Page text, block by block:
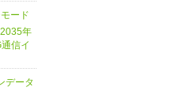
ード
年
信イ
データ